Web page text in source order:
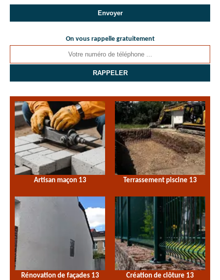
On vous rappelle gratuitement
Artisan maçon 13 Terrassement piscine 13
Rénovation de façades 13 Création de clôture 13